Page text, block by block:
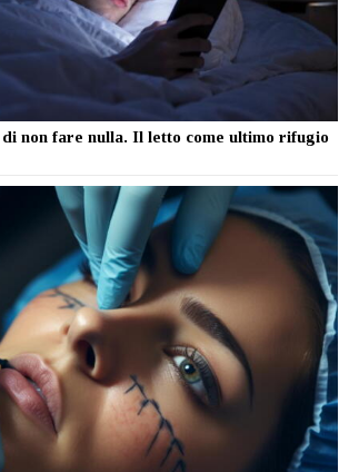
non fare nulla. Il letto come ultimo rifugio